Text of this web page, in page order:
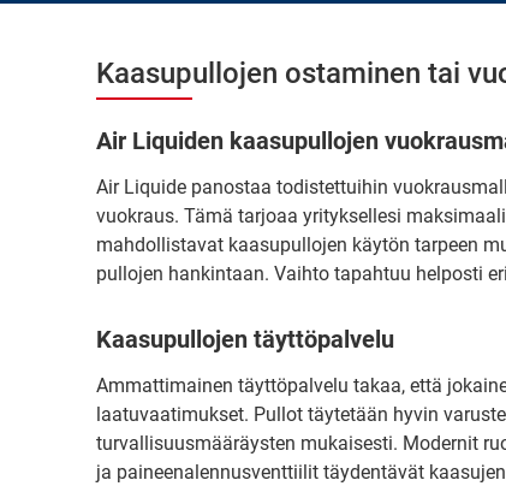
Kaasupullojen ostaminen tai
Air Liquiden kaasupullojen
Air Liquide panostaa todistettuihin
vuokraus. Tämä tarjoaa yrityksellesi
mahdollistavat kaasupullojen käytön tarpeen
pullojen hankintaan. Vaihto tapahtuu helposti
Kaasupullojen täyttöpalvelu
Ammattimainen täyttöpalvelu takaa, että
laatuvaatimukset. Pullot täytetään hyvin
turvallisuusmääräysten mukaisesti. Modernit
ja paineenalennusventtiilit täydentävät